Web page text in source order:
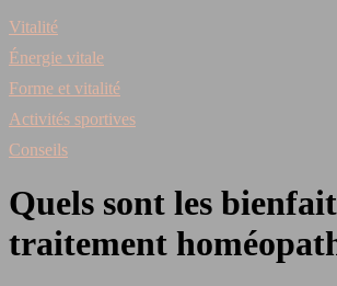
Vitalité
Énergie vitale
Forme et vitalité
Activités sportives
Conseils
Quels sont les
traitement